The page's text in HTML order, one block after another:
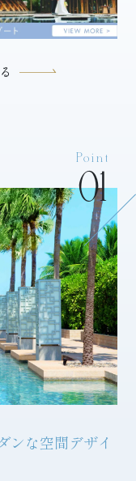
Point
01
ンな空間デザイ